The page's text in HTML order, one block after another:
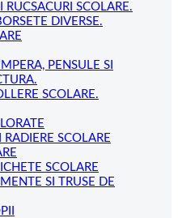
SCOLARE.
DIVERSE.
PENSULE SI
SCOLARE.
SCOLARE
SCOLARE
SI TRUSE DE